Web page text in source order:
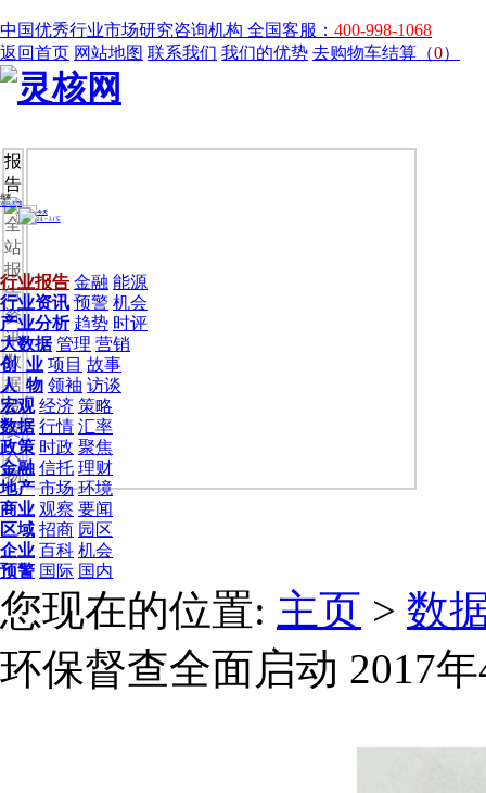
中国优秀行业市场研究咨询机构 全国客服： 400-998-1068
返回首页 网站地图 联系我们 我们的优势 去购物车结算（0）
报
告
全
站
报
告
资
讯
数
据
投
资
人
物
行业报告 金融 能源
行业资讯 预警 机会
产业分析 趋势 时评
大数据 管理 营销
创 业 项目 故事
人 物 领袖 访谈
宏观 经济 策略
数据 行情 汇率
政策 时政 聚焦
金融 信托 理财
地产 市场 环境
商业 观察 要闻
区域 招商 园区
企业 百科 机会
预警 国际 国内
您现在的位置: 主页 > 数
环保督查全面启动 2017